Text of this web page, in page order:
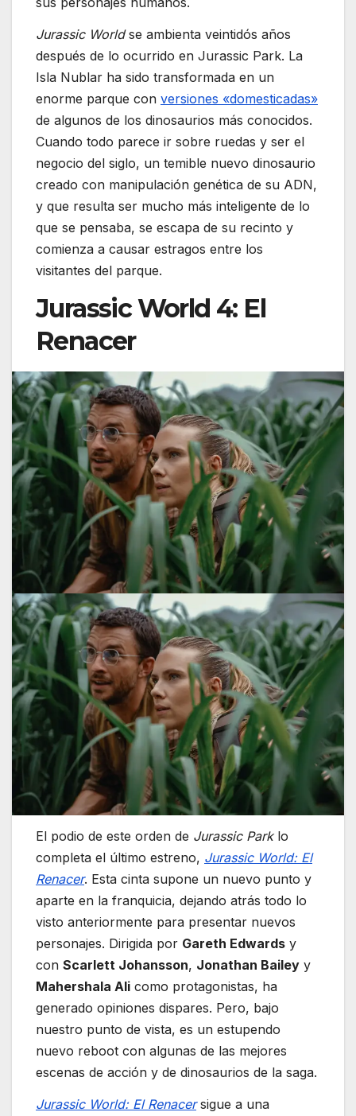
Jurassic Worldse ambienta veintidós años
después de lo ocurrido en Jurassic Park. La
Isla Nublar ha sido transformada en un
enorme parque con versiones «domesticadas»
de algunos de los dinosaurios más conocidos.
Cuando todo parece ir sobre ruedas y ser el
negocio del siglo, un temible nuevo dinosaurio
creado con manipulación genética de su ADN,
y que resulta ser mucho más inteligente de lo
que se pensaba, se escapa de su recinto y
comienza a causar estragos entre los
visitantes del parque.
Jurassic World 4: El
Renacer
El podio de este orden de Jurassic Parklo
completa el último estreno, Jurassic World: El
Renacer. Esta cinta supone un nuevo punto y
aparte en la franquicia, dejando atrás todo lo
visto anteriormente para presentar nuevos
personajes. Dirigida por Gareth Edwards y
con Scarlett Johansson, Jonathan Bailey y
Mahershala Ali como protagonistas, ha
generado opiniones dispares. Pero, bajo
nuestro punto de vista, es un estupendo
nuevo reboot con algunas de las mejores
escenas de acción y de dinosaurios de la saga.
Jurassic World: El Renacersigue a una